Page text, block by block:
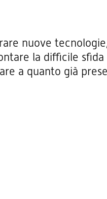
nuove
la difficile
a quanto già